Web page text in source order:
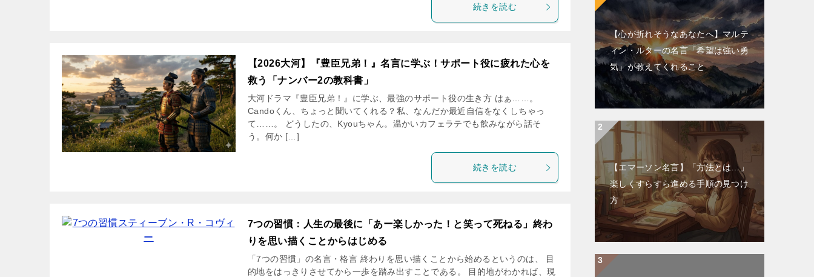
続きを読む
【2026大河】『豊臣兄弟！』名言に学ぶ！サポート役に疲れた心を
救う「ナンバー2の教科書」
大河ドラマ『豊臣兄弟！』に学ぶ、最強のサポート役の生き方 はぁ……。
Candoくん、ちょっと聞いてくれる？私、なんだか最近自信をなくしちゃっ
て……。 どうしたの、Kyouちゃん。温かいカフェラテでも飲みながら話そ
う。何か […]
続きを読む
7つの習慣：人生の最後に「あー楽しかった！と笑って死ねる」終わ
りを思い描くことからはじめる
「7つの習慣」の名言・格言 終わりを思い描くことから始めるというのは、 目
的地をはっきりさせてから一歩を踏み出すことである。 目的地がわかれば、現
【心が折れそうなあなたへ】マルテ
ィン・ルターの名言「希望は強い勇
気」が教えてくれること
【エマーソン名言】「方法とは…」
楽しくすらすら進める手順の見つけ
方